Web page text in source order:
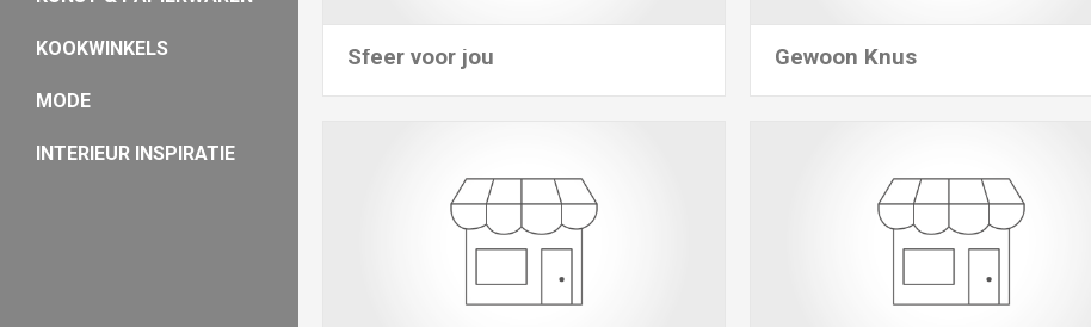
KOOKWINKELS
MODE
INTERIEUR INSPIRATIE
Sfeer voor jou Gewoon Knus